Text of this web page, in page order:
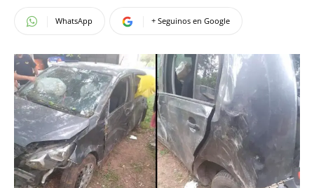
WhatsApp + Seguinos en Google